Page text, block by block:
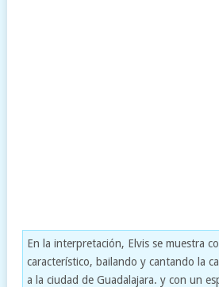
En la interpretación, Elvis se muestra
característico, bailando y cantando la
a la ciudad de Guadalajara. y con un